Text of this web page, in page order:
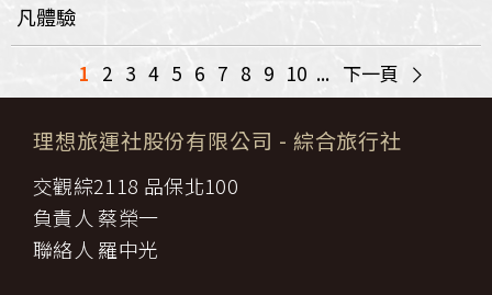
凡體驗
1 2 3 4 5 6 7 8 9 10 ... 下一頁 >
理想旅運社股份有限公司 - 綜合旅行社
交觀綜2118 品保北100
負責人 蔡榮一
聯絡人 羅中光